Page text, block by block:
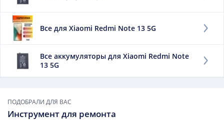
данный элемент, тем дольше работает мобильный
телефон без дозарядки.
он быстро выдыхается;
сильно нагревается при зарядке;
В дальнейшем использовать такой элемент опасно.
Все для Xiaomi Redmi Note 13 5G
Все аккумуляторы для Xiaomi Redmi Note
13 5G
ПОДОБРАЛИ ДЛЯ ВАС
Инструмент для ремонта